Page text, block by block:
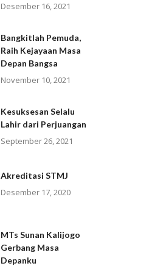
Desember 16, 2021
Bangkitlah Pemuda,
Raih Kejayaan Masa
Depan Bangsa
November 10, 2021
Kesuksesan Selalu
Lahir dari Perjuangan
September 26, 2021
Akreditasi STMJ
Desember 17, 2020
MTs Sunan Kalijogo
Gerbang Masa
Depanku